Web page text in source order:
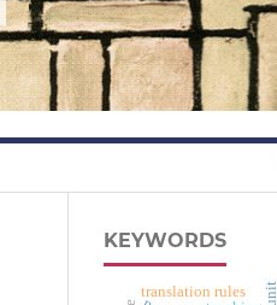
KEYWORDS
translation rules